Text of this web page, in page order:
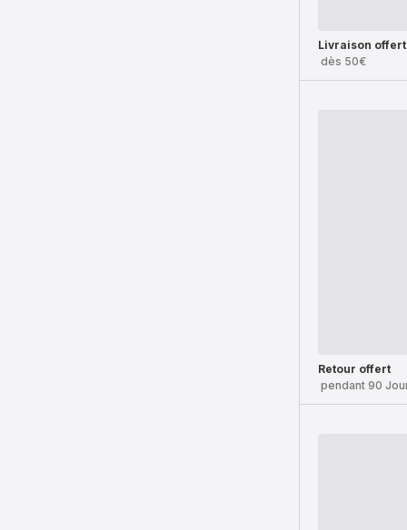
Livraison
dès 50€
Retour offert
pendant 90